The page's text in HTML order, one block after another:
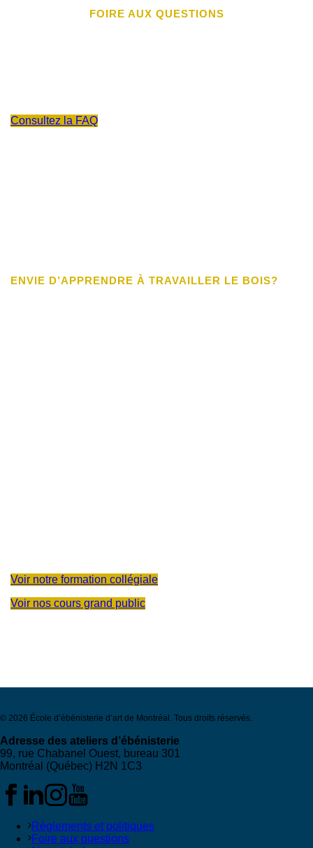
FOIRE AUX QUESTIONS
Consultez la FAQ
ENVIE D’APPRENDRE À TRAVAILLER LE BOIS?
Voir notre formation collégiale
Voir nos cours grand public
© 2026 École d’ébénisterie d’art de Montréal. Tous droits réservés.
Adresse des ateliers d’ébénisterie
99, rue Chabanel Ouest, bureau 301
Montréal (Québec) H2N 1C3
Règlements et politiques
Foire aux questions